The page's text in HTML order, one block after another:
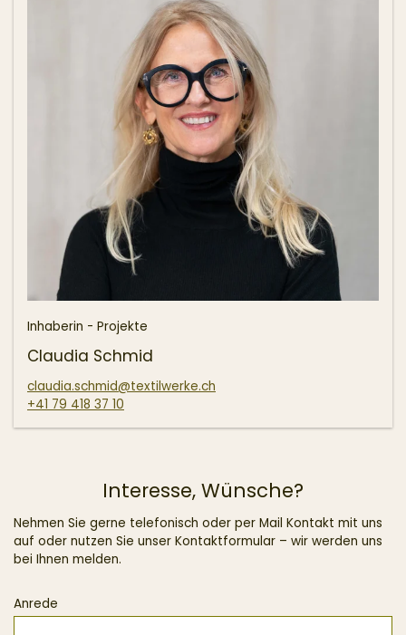
Inhaberin - Projekte
Claudia Schmid
claudia.schmid@textilwerke.ch
+41 79 418 37 10
Interesse, Wünsche?
Nehmen Sie gerne telefonisch oder per Mail Kontakt mit uns
auf oder nutzen Sie unser Kontaktformular – wir werden uns
bei Ihnen melden.
Anrede